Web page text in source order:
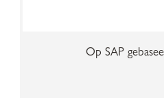
Op SAP